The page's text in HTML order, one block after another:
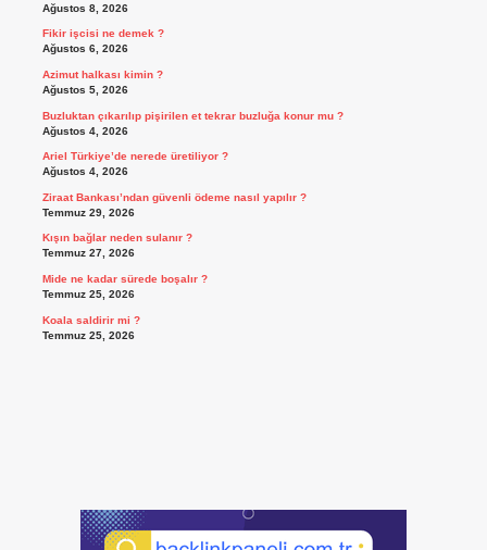
Ağustos 8, 2026
Fikir işcisi ne demek ?
Ağustos 6, 2026
Azimut halkası kimin ?
Ağustos 5, 2026
Buzluktan çıkarılıp pişirilen et tekrar buzluğa konur mu ?
Ağustos 4, 2026
Ariel Türkiye’de nerede üretiliyor ?
Ağustos 4, 2026
Ziraat Bankası’ndan güvenli ödeme nasıl yapılır ?
Temmuz 29, 2026
Kışın bağlar neden sulanır ?
Temmuz 27, 2026
Mide ne kadar sürede boşalır ?
Temmuz 25, 2026
Koala saldirir mi ?
Temmuz 25, 2026